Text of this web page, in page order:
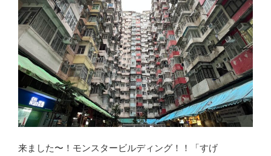
来ました〜！モンスタービルディング！！「すげ